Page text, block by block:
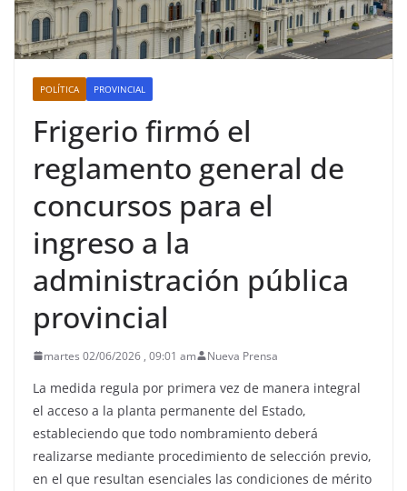
POLÍTICA PROVINCIAL
Frigerio firmó el
reglamento general de
concursos para el
ingreso a la
administración pública
provincial
martes 02/06/2026 , 09:01 am Nueva Prensa
La medida regula por primera vez de manera integral
el acceso a la planta permanente del Estado,
estableciendo que todo nombramiento deberá
realizarse mediante procedimiento de selección previo,
en el que resultan esenciales las condiciones de mérito